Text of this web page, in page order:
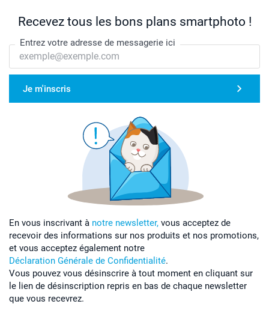
Recevez tous les bons plans smartphoto !
Entrez votre adresse de messagerie ici
Je m'inscris
En vous inscrivant à notre newsletter, vous acceptez de
recevoir des informations sur nos produits et nos promotions,
et vous acceptez également notre
Déclaration Générale de Confidentialité.
Vous pouvez vous désinscrire à tout moment en cliquant sur
le lien de désinscription repris en bas de chaque newsletter
que vous recevrez.